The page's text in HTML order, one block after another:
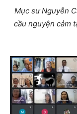
Mục sư Nguyễn
cầu nguyện cảm